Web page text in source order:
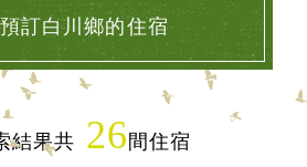
預訂白川鄉的住宿
結果共 26 間住宿